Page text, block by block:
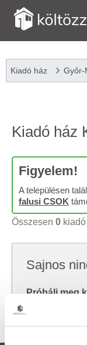
Kiadó ház Győr-
Kiadó ház
Figyelem!
A településen
falusi CSOK
Összesen 0
Sajnos
Próbálj meg
keresni,